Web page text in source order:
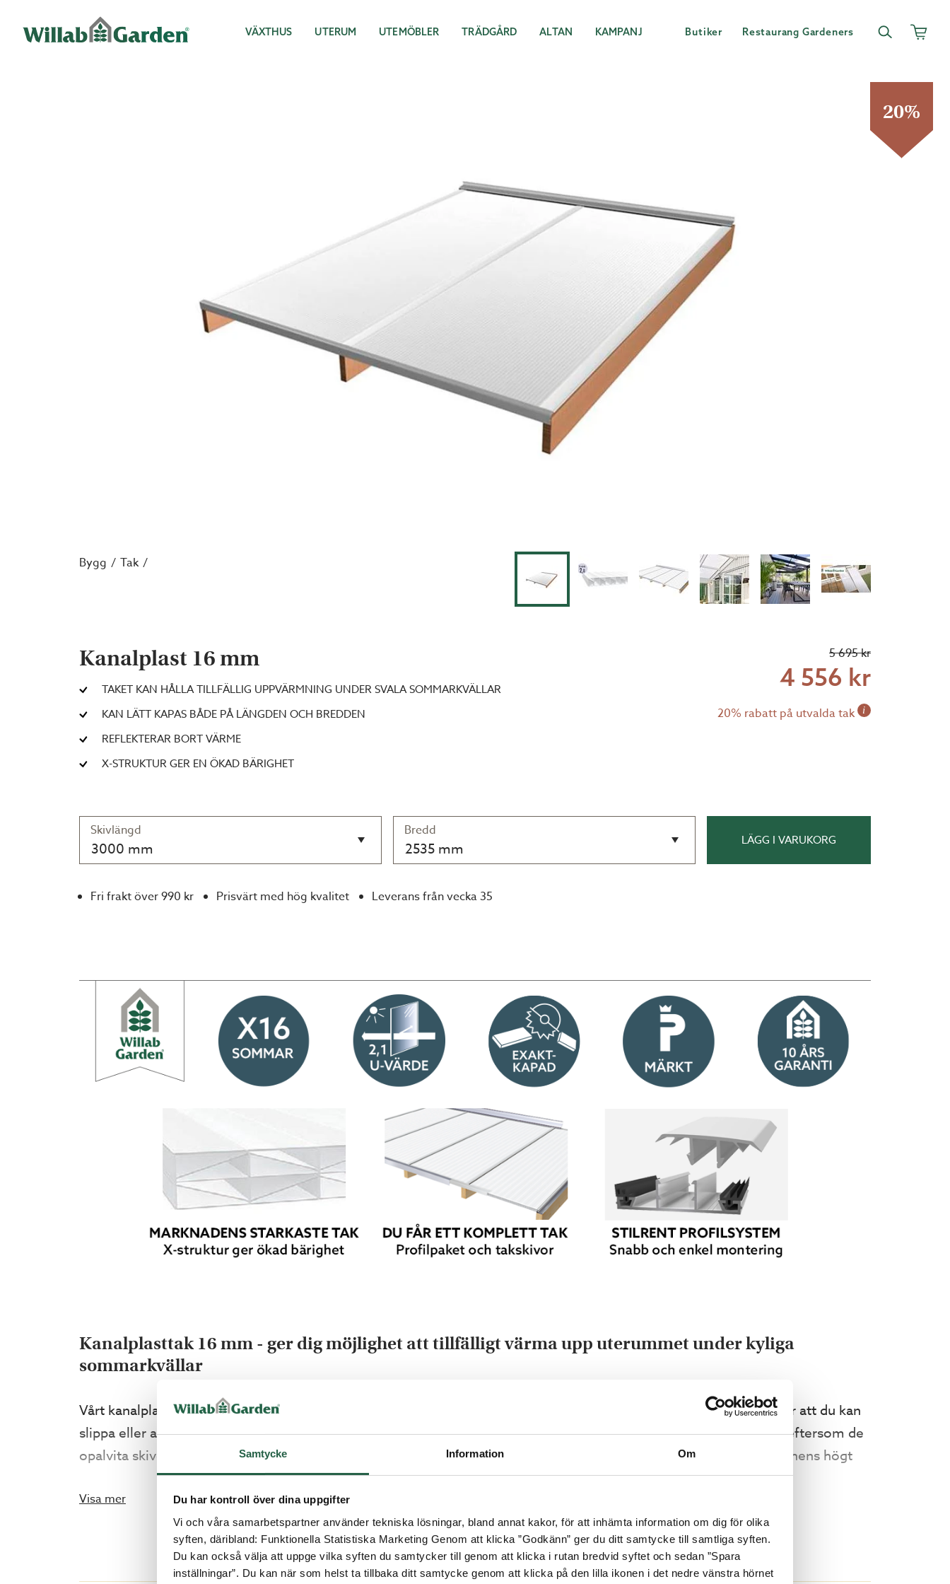
Samtycke Information Om
Du har kontroll över dina uppgifter
Vi och våra samarbetspartner använder tekniska lösningar, bland annat kakor, för att inhämta information om dig för olika
syften, däribland: Funktionella Statistiska Marketing Genom att klicka ”Godkänn” ger du ditt samtycke till samtliga syften.
Du kan också välja att uppge vilka syften du samtycker till genom att klicka i rutan bredvid syftet och sedan ”Spara
inställningar”. Du kan när som helst ta tillbaka ditt samtycke genom att klicka på den lilla ikonen i det nedre vänstra hörnet
VÄXTHUS UTERUM UTEMÖBLER TRÄDGÅRD ALTAN KAMPANJ Butiker Restaurang Gardeners
20%
Bygg Tak
Kanalplast 16 mm
TAKET KAN HÅLLA TILLFÄLLIG UPPVÄRMNING UNDER SVALA SOMMARKVÄLLAR
KAN LÄTT KAPAS BÅDE PÅ LÄNGDEN OCH BREDDEN
REFLEKTERAR BORT VÄRME
X-STRUKTUR GER EN ÖKAD BÄRIGHET
5 695 kr
4 556 kr
20% rabatt på utvalda tak i
Skivlängd
3000 mm
Bredd
2535 mm LÄGG I VARUKORG
Fri frakt över 990 kr Prisvärt med hög kvalitet Leverans från vecka 35
Kanalplasttak 16 mm - ger dig möjlighet att tillfälligt värma upp uterummet under kyliga
sommarkvällar
Vårt kanalplasttak med X-struktur ger en ökad bärighet och styvhet jämfört med traditionell kanalplast. Det innebär att du kan
slippa eller alternativt använda färre tvärreglar när du bygger taket. Vårt kanalplasttak ger ett behagligt ljusinsläpp eftersom de
opalvita skivorna dämpar ljuset. Dessutom är det P-märkt, vilket innebär att det uppfyller EU:s, Sveriges och branchens högt
ställda krav på byggnadsprodukter. Priserna avser komplett tak inkl. profilsystem.
Vad får jag som kund?
Marknadens starkaste tak!
Visa mer